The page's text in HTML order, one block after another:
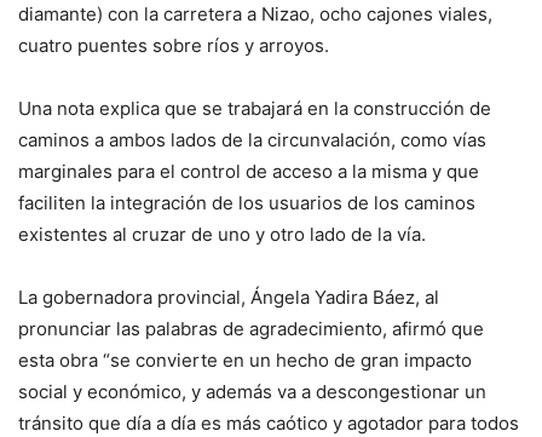
diamante) con la carretera a Nizao, ocho cajones viales,
cuatro puentes sobre ríos y arroyos.
Una nota explica que se trabajará en la construcción de
caminos a ambos lados de la circunvalación, como vías
marginales para el control de acceso a la misma y que
faciliten la integración de los usuarios de los caminos
existentes al cruzar de uno y otro lado de la vía.
La gobernadora provincial, Ángela Yadira Báez, al
pronunciar las palabras de agradecimiento, afirmó que
esta obra “se convierte en un hecho de gran impacto
social y económico, y además va a descongestionar un
tránsito que día a día es más caótico y agotador para todos